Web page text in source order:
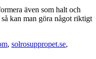
även som halt och
kan man göra något riktigt
, solrosuppropet.se,